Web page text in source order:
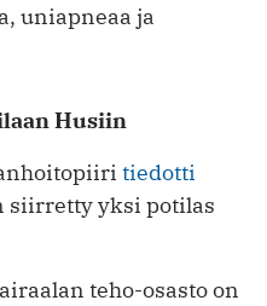
uniapneaa ja
Husiin
tiedotti
siirretty yksi potilas
teho-osasto on